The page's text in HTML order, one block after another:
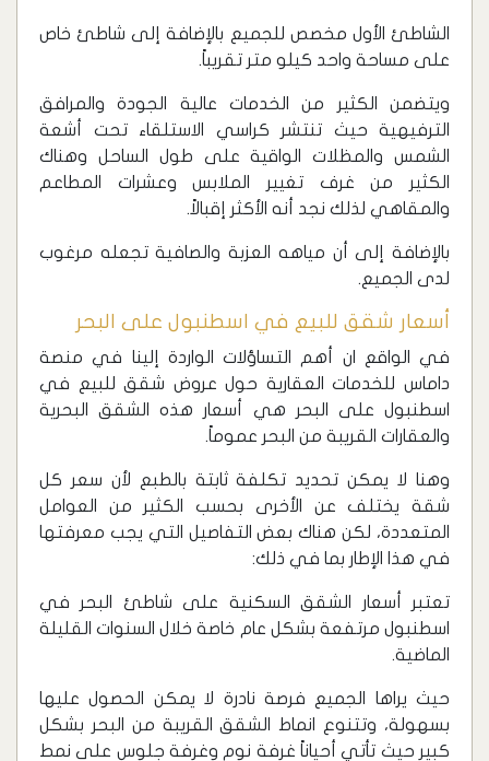
الشاطئ الأول مخصص للجميع بالإضافة إلى شاطئ خاص
على مساحة واحد كيلو متر تقريباً.
ويتضمن الكثير من الخدمات عالية الجودة والمرافق
الترفيهية حيث تنتشر كراسي الاستلقاء تحت أشعة
الشمس والمظلات الواقية على طول الساحل وهناك
الكثير من غرف تغيير الملابس وعشرات المطاعم
والمقاهي لذلك نجد أنه الأكثر إقبالاً.
بالإضافة إلى أن مياهه العزبة والصافية تجعله مرغوب
لدى الجميع.
أسعار شقق للبيع في اسطنبول على البحر
‏في الواقع ان أهم التساؤلات الواردة إلينا في منصة
داماس للخدمات العقارية حول عروض شقق للبيع في
اسطنبول على البحر هي أسعار هذه الشقق البحرية
والعقارات القريبة من البحر عموماً.
وهنا لا يمكن تحديد تكلفة ثابتة بالطبع لأن سعر كل
شقة يختلف عن الأخرى بحسب الكثير من العوامل
المتعددة، لكن هناك بعض التفاصيل التي يجب معرفتها
في هذا الإطار بما في ذلك:
‏تعتبر أسعار الشقق السكنية على شاطئ البحر في
اسطنبول مرتفعة بشكل عام خاصة خلال السنوات القليلة
الماضية.
حيث يراها الجميع فرصة نادرة لا يمكن الحصول عليها
بسهولة، وتتنوع انماط الشقق القريبة من البحر بشكل
كبير حيث تأتي أحياناً غرفة نوم وغرفة جلوس على نمط